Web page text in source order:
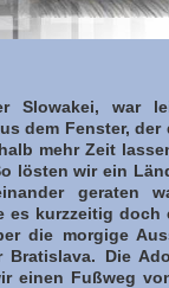
Slowakei, war
dem Fenster, der
mehr Zeit
lösten wir ein
geraten
es kurzzeitig doch
die morgige
Die
einen Fußweg